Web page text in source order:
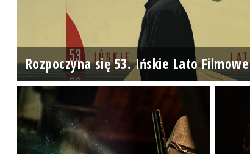
Rozpoczyna się 53. Ińskie Lato Filmowe